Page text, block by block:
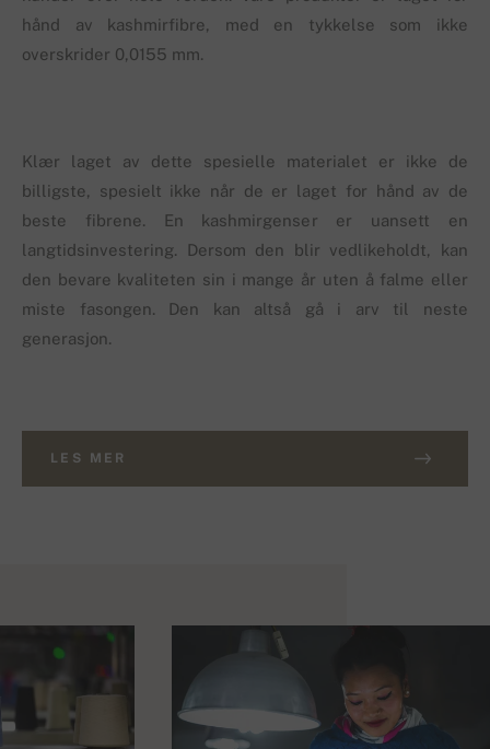
hånd av kashmirfibre, med en tykkelse som ikke
overskrider 0,0155 mm.
Klær laget av dette spesielle materialet er ikke de
billigste, spesielt ikke når de er laget for hånd av de
beste fibrene. En kashmirgenser er uansett en
langtidsinvestering. Dersom den blir vedlikeholdt, kan
den bevare kvaliteten sin i mange år uten å falme eller
miste fasongen. Den kan altså gå i arv til neste
generasjon.
LES MER